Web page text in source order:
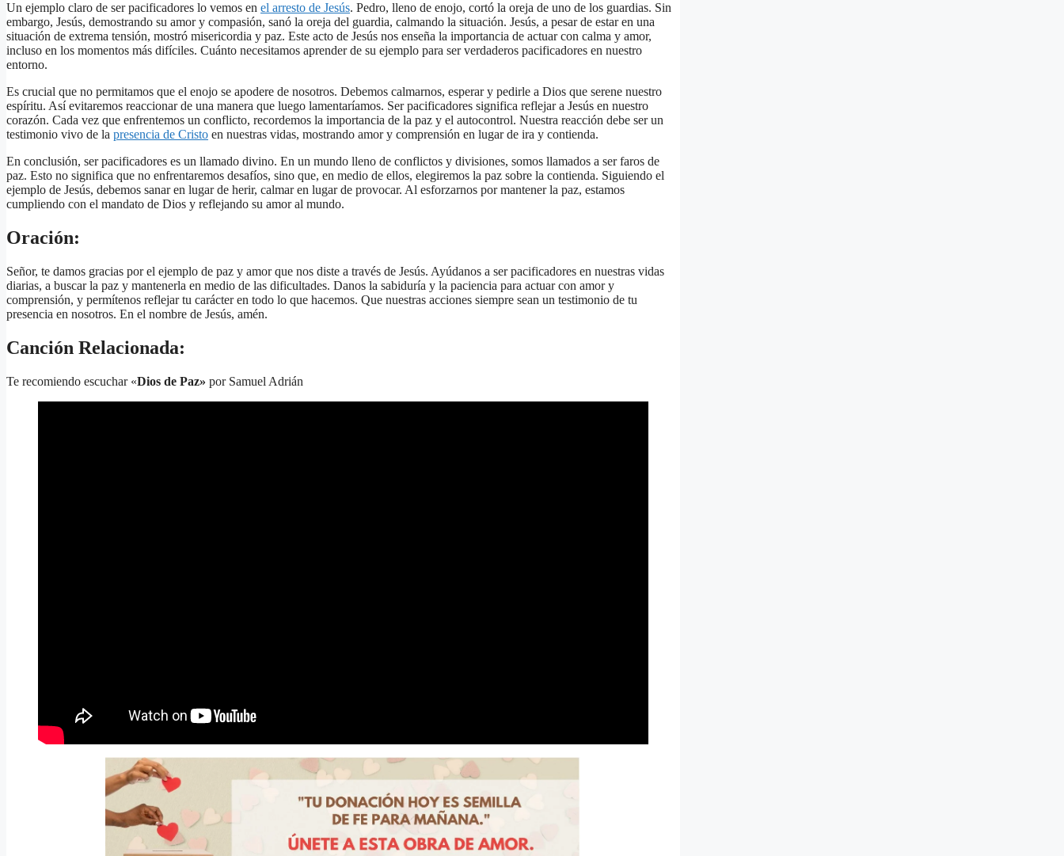
Un ejemplo claro de ser pacificadores lo vemos en el arresto de Jesús. Pedro, lleno de enojo, cortó la oreja de uno de los guardias. Sin
embargo, Jesús, demostrando su amor y compasión, sanó la oreja del guardia, calmando la situación. Jesús, a pesar de estar en una
situación de extrema tensión, mostró misericordia y paz. Este acto de Jesús nos enseña la importancia de actuar con calma y amor,
incluso en los momentos más difíciles. Cuánto necesitamos aprender de su ejemplo para ser verdaderos pacificadores en nuestro
entorno.
Es crucial que no permitamos que el enojo se apodere de nosotros. Debemos calmarnos, esperar y pedirle a Dios que serene nuestro
espíritu. Así evitaremos reaccionar de una manera que luego lamentaríamos. Ser pacificadores significa reflejar a Jesús en nuestro
corazón. Cada vez que enfrentemos un conflicto, recordemos la importancia de la paz y el autocontrol. Nuestra reacción debe ser un
testimonio vivo de la presencia de Cristo en nuestras vidas, mostrando amor y comprensión en lugar de ira y contienda.
En conclusión, ser pacificadores es un llamado divino. En un mundo lleno de conflictos y divisiones, somos llamados a ser faros de
paz. Esto no significa que no enfrentaremos desafíos, sino que, en medio de ellos, elegiremos la paz sobre la contienda. Siguiendo el
ejemplo de Jesús, debemos sanar en lugar de herir, calmar en lugar de provocar. Al esforzarnos por mantener la paz, estamos
cumpliendo con el mandato de Dios y reflejando su amor al mundo.
Oración:
Señor, te damos gracias por el ejemplo de paz y amor que nos diste a través de Jesús. Ayúdanos a ser pacificadores en nuestras vidas
diarias, a buscar la paz y mantenerla en medio de las dificultades. Danos la sabiduría y la paciencia para actuar con amor y
comprensión, y permítenos reflejar tu carácter en todo lo que hacemos. Que nuestras acciones siempre sean un testimonio de tu
presencia en nosotros. En el nombre de Jesús, amén.
Canción Relacionada:
Te recomiendo escuchar «Dios de Paz» por Samuel Adrián